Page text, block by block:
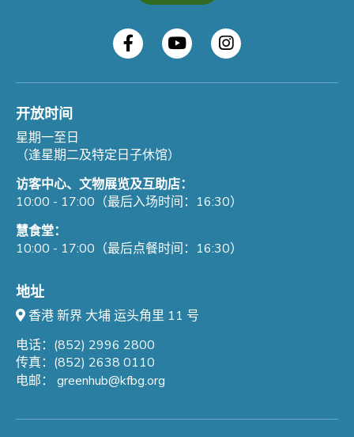
开放时间
星期一至日
（逢星期二及特定日子休馆）
访客中心、文物展览及互助店：
10:00 - 17:00（最后入场时间：16:30）
慧食堂：
10:00 - 17:00（最后点餐时间：16:30）
地址
香港 新界 大埔 运头角里 11 号
电话：(852) 2996 2800
传真：(852) 2638 0110
电邮： greenhub@kfbg.org